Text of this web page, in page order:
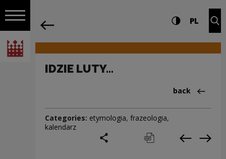
Open navigation
National Centre for Culture Poland
Navigation Settings and search
High contrast
PL
IDZIE LUTY...
Back
back
Categories: etymologia, frazeologia,
kalendarz
print pobierz Previous